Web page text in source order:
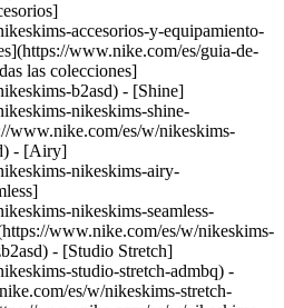
accesorios-y-equipamiento-
www.nike.com/es/guia-de-
las colecciones]
b2asd) - [Shine]
nikeskims-shine-
www.nike.com/es/w/nikeskims-
- [Airy]
nikeskims-airy-
nikeskims-seamless-
www.nike.com/es/w/nikeskims-
- [Studio Stretch]
studio-stretch-admbq) -
es/w/nikeskims-stretch-